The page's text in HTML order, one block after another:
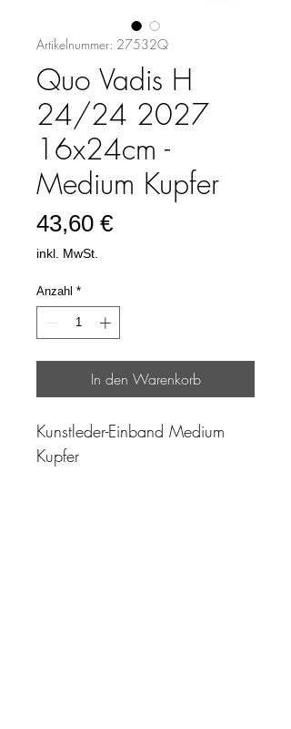
Artikelnummer: 27532Q
Quo Vadis H
24/24 2027
16x24cm -
Medium Kupfer
43,60 €Preis
inkl. MwSt.
Anzahl *
In den Warenkorb
Kunstleder-Einband Medium
Kupfer